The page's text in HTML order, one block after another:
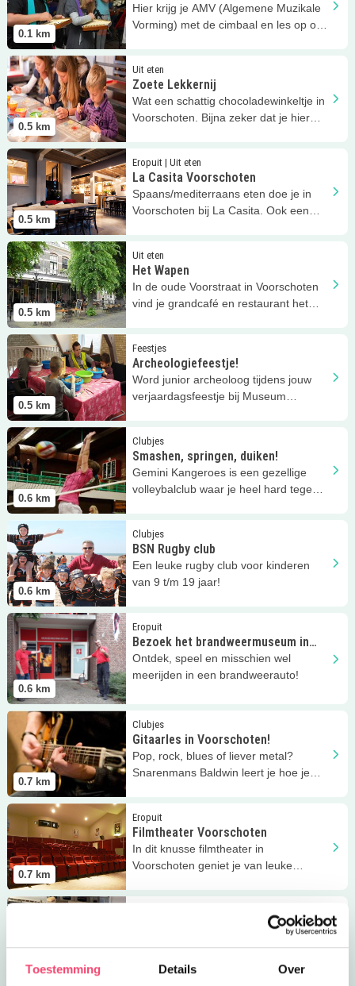
Toestemming Details Over
0.1 km
Hier krijg je AMV (Algemene Muzikale
Vorming) met de cimbaal en les op o.a.
0.5 km
Uit eten
Zoete Lekkernij
Wat een schattig chocoladewinkeltje in
Voorschoten. Bijna zeker dat je hier
Lees meer Zoete Lekkernij
0.5 km
Eropuit | Uit eten
La Casita Voorschoten
Spaans/mediterraans eten doe je in
Voorschoten bij La Casita. Ook een
Lees meer La Casita Voorschoten
0.5 km
Uit eten
Het Wapen
In de oude Voorstraat in Voorschoten
vind je grandcafé en restaurant het
Lees meer Het Wapen
0.5 km
Feestjes
Archeologiefeestje!
Word junior archeoloog tijdens jouw
verjaardagsfeestje bij Museum
Lees meer Archeologiefeestje!
0.6 km
Clubjes
Smashen, springen, duiken!
Gemini Kangeroes is een gezellige
volleybalclub waar je heel hard tegen
Lees meer Smashen, springen, duiken!
0.6 km
Clubjes
BSN Rugby club
Een leuke rugby club voor kinderen
van 9 t/m 19 jaar!
Lees meer BSN Rugby club
0.6 km
Eropuit
Bezoek het brandweermuseum in
Voorschoten
Ontdek, speel en misschien wel
meerijden in een brandweerauto!
Lees meer Bezoek het brandweermuseum in Voorschoten
0.7 km
Clubjes
Gitaarles in Voorschoten!
Pop, rock, blues of liever metal?
Snarenmans Baldwin leert je hoe je
Lees meer Gitaarles in Voorschoten!
0.7 km
Eropuit
Filmtheater Voorschoten
In dit knusse filmtheater in
Voorschoten geniet je van leuke
Lees meer Filmtheater Voorschoten
0.7 km
héérlijke ijsmomenten!
Lees meer Moments IJssalon